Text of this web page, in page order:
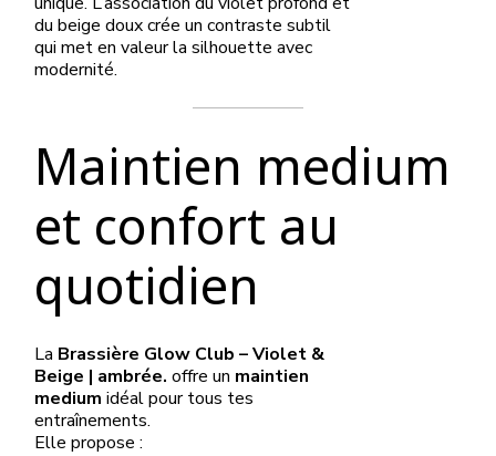
du beige doux crée un contraste subtil
qui met en valeur la silhouette avec
modernité.
Maintien medium
et confort au
quotidien
La Brassière Glow Club – Violet &
Beige | ambrée. offre un maintien
medium idéal pour tous tes
entraînements.
Elle propose :